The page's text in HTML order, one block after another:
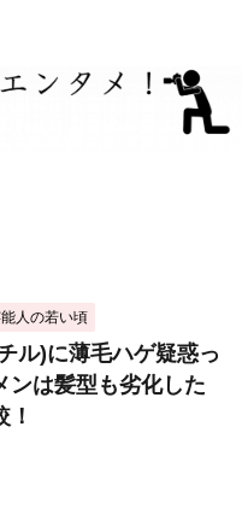
人の若い頃
ル)に薄毛ハゲ疑惑っ
ンは髪型も劣化した